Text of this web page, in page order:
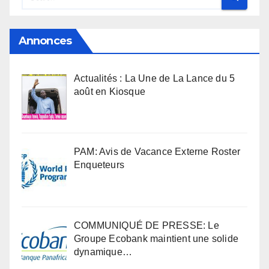
Annonces
Actualités : La Une de La Lance du 5
août en Kiosque
PAM: Avis de Vacance Externe Roster
Enqueteurs
COMMUNIQUÉ DE PRESSE: Le
Groupe Ecobank maintient une solide
dynamique…